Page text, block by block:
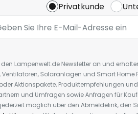
Privatkunde
den Lampenwelt.de Newsletter an und
Ventilatoren, Solaranlagen und Smart Home
Aktionspakete, Produktempfehlungen
und Umfragen sowie Anfragen für
möglich über den Abmeldelink, den